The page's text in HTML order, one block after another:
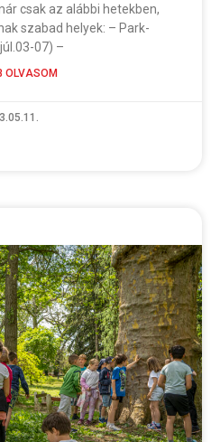
csak az alábbi hetekben,
szabad helyek: – Park-
07) –
OLVASOM